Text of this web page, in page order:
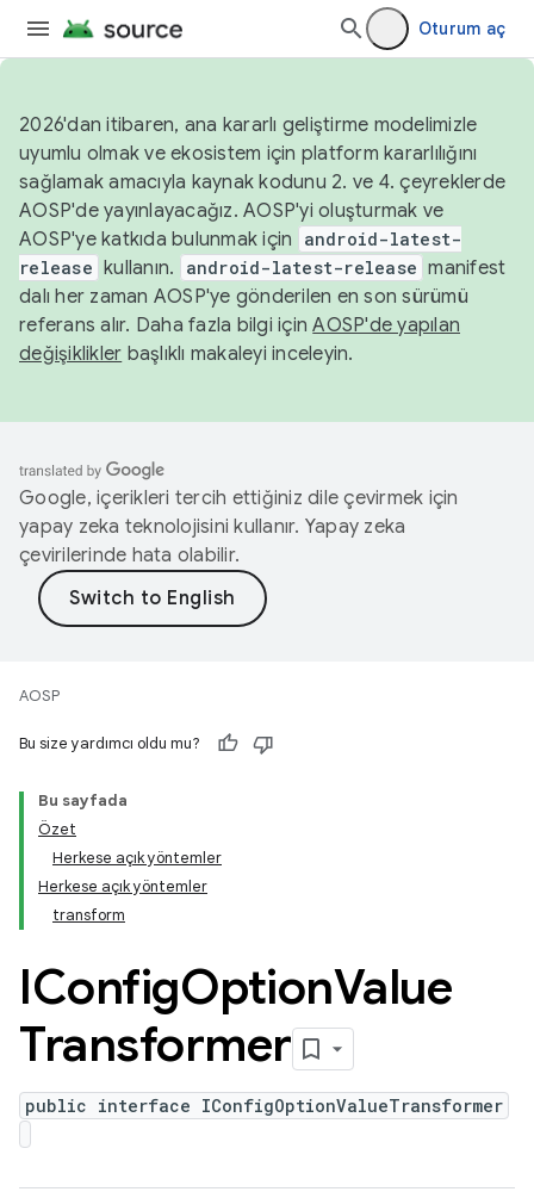
Oturum aç
2026'dan itibaren, ana kararlı geliştirme modelimizle
uyumlu olmak ve ekosistem için platform kararlılığını
sağlamak amacıyla kaynak kodunu 2. ve 4. çeyreklerde
AOSP'de yayınlayacağız. AOSP'yi oluşturmak ve
AOSP'ye katkıda bulunmak için
android-latest-
release kullanın. android-latest-release manifest
dalı her zaman AOSP'ye gönderilen en son sürümü
referans alır. Daha fazla bilgi içinAOSP'de yapılan
değişiklikler başlıklı makaleyi inceleyin.
Google, içerikleri tercih ettiğiniz dile çevirmek için
yapay zeka teknolojisini kullanır. Yapay zeka
çevirilerinde hata olabilir.
AOSP
Bu size yardımcı oldu mu?
Bu sayfada
Özet
Herkese açık yöntemler
Herkese açık yöntemler
transform
IConfigOptionValue
Transformer
public interface IConfigOptionValueTransformer